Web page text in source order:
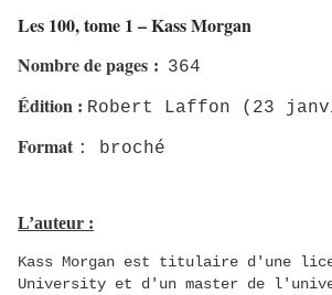
Les 100, tome 1 – Kass Morgan
Nombre de pages : 364
Édition : Robert Laffon (23
Format : broché
L’auteur :
Kass Morgan est titulaire d'une
University et d'un master de